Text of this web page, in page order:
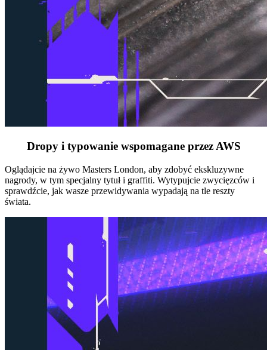
Dropy i typowanie wspomagane przez AWS
Oglądajcie na żywo Masters London, aby zdobyć ekskluzywne
nagrody, w tym specjalny tytuł i graffiti. Wytypujcie zwycięzców i
sprawdźcie, jak wasze przewidywania wypadają na tle reszty
świata.